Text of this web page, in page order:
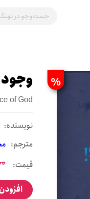
%
of God
نويسنده:
مترجم:
قیمت: